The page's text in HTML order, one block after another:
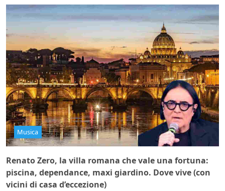
Musica
Renato Zero, la villa romana che vale una fortuna:
piscina, dependance, maxi giardino. Dove vive (con
vicini di casa d’eccezione)